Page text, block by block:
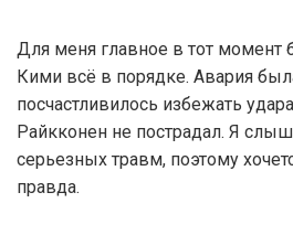
Для меня главное в тот момент
Кими всё в порядке. Авария
посчастливилось избежать
Райкконен не пострадал. Я
серьезных травм, поэтому
правда.